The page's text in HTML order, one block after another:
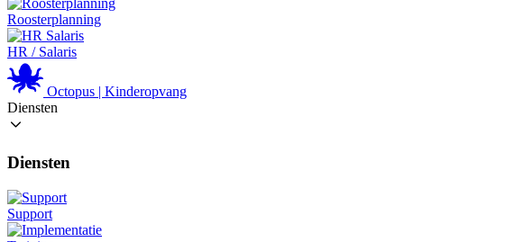
Roosterplanning
HR / Salaris
Octopus | Kinderopvang
Diensten
Diensten
Support